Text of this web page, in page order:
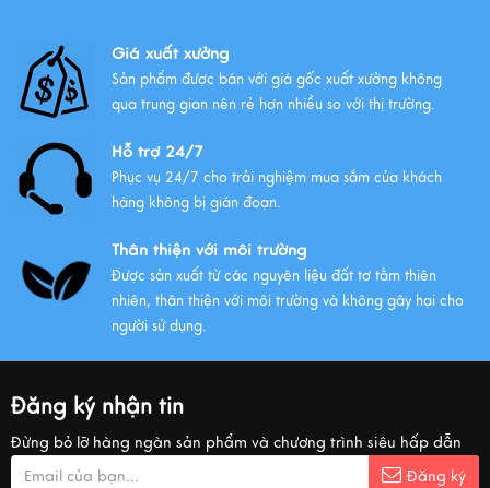
Giá xuất xưởng
Sản phẩm được bán với giá gốc xuất xưởng không
qua trung gian nên rẻ hơn nhiều so với thị trường.
Hỗ trợ 24/7
Phục vụ 24/7 cho trải nghiệm mua sắm của khách
hàng không bị gián đoạn.
Thân thiện với môi trường
Được sản xuất từ các nguyên liệu đất tơ tằm thiên
nhiên, thân thiện với môi trường và không gây hại cho
người sử dụng.
Đăng ký nhận tin
Đừng bỏ lỡ hàng ngàn sản phẩm và chương trình siêu hấp dẫn
Đăng ký